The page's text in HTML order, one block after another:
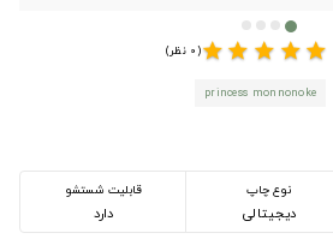
star
star
star
star
star(0 نظر)
princess monnonoke
نوع چاپ
دیجیتالی
قابلیت شستشو
دارد